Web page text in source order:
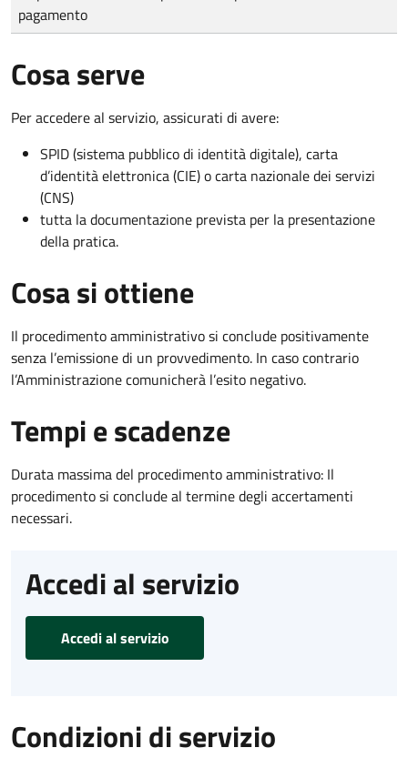
pagamento
Cosa serve
Per accedere al servizio, assicurati di avere:
SPID (sistema pubblico di identità digitale), carta
d’identità elettronica (CIE) o carta nazionale dei servizi
(CNS)
tutta la documentazione prevista per la presentazione
della pratica.
Cosa si ottiene
Il procedimento amministrativo si conclude positivamente
senza l’emissione di un provvedimento. In caso contrario
l’Amministrazione comunicherà l’esito negativo.
Tempi e scadenze
Durata massima del procedimento amministrativo: Il
procedimento si conclude al termine degli accertamenti
necessari.
Accedi al servizio
Accedi al servizio
Condizioni di servizio